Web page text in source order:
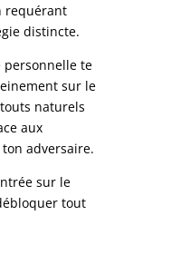
requérant
distincte.
personnelle te
sur le
naturels
aux
adversaire.
sur le
tout